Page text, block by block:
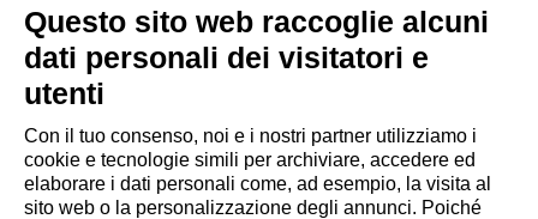
OSPITI
Prenota un soggiorno
Soggiorni lunghi
Esperienze per gli ospiti
Sconti per gli ospiti
Convenzioni per Aziende
Questo sito web raccoglie alcuni
dati personali dei visitatori e
utenti
Con il tuo consenso, noi e i nostri partner utilizziamo i
cookie e tecnologie simili per archiviare, accedere ed
elaborare i dati personali come, ad esempio, la visita al
sito web o la personalizzazione degli annunci. Poiché